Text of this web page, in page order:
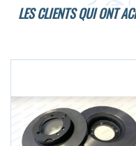
LES CLIENTS QUI ONT